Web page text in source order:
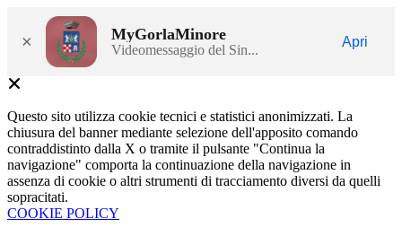
× MyGorlaMinore
Videomessaggio del Sin...
Apri
Questo sito utilizza cookie tecnici e statistici anonimizzati. La
chiusura del banner mediante selezione dell'apposito comando
contraddistinto dalla X o tramite il pulsante "Continua la
navigazione" comporta la continuazione della navigazione in
assenza di cookie o altri strumenti di tracciamento diversi da quelli
sopracitati.
COOKIE POLICY